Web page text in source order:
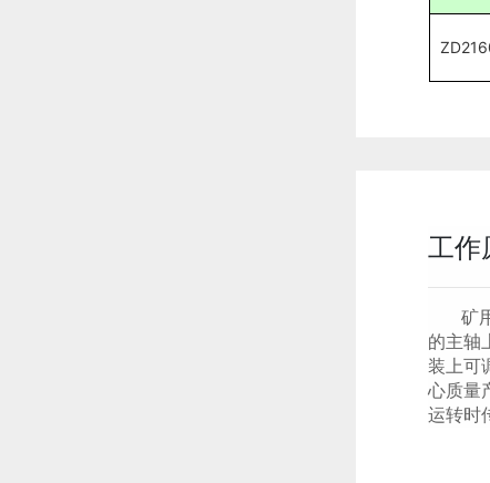
工作
矿用
的主轴
装上可
心质量
运转时